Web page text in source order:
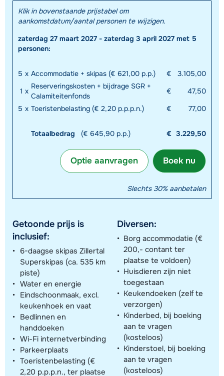
Klik in bovenstaande prijstabel om
aankomstdatum/aantal personen te wijzigen.
zaterdag 27 maart 2027 - zaterdag 3 april 2027 met 5
personen:
5 x Accommodatie + skipas (€ 621,00 p.p.) €
3.105,00
1 x
Reserveringskosten + bijdrage SGR +
Calamiteitenfonds
€
47,50
5 x Toeristenbelasting (€ 2,20 p.p.p.n.) € 77,00
Totaalbedrag (€ 645,90 p.p.) € 3.229,50
Boek nu
Optie aanvragen
Slechts 30% aanbetalen
Getoonde prijs is
inclusief:
6-daagse skipas Zillertal
Superskipas (ca. 535 km
piste)
Water en energie
Eindschoonmaak, excl.
keukenhoek en vaat
Bedlinnen en
handdoeken
Wi-Fi internetverbinding
Parkeerplaats
Toeristenbelasting (€
2,20 p.p.p.n., ter plaatse
Diversen:
Borg accommodatie (€
200,- contant ter
plaatse te voldoen)
Huisdieren zijn niet
toegestaan
Keukendoeken (zelf te
verzorgen)
Kinderbed, bij boeking
aan te vragen
(kosteloos)
Kinderstoel, bij boeking
aan te vragen
(kosteloos)